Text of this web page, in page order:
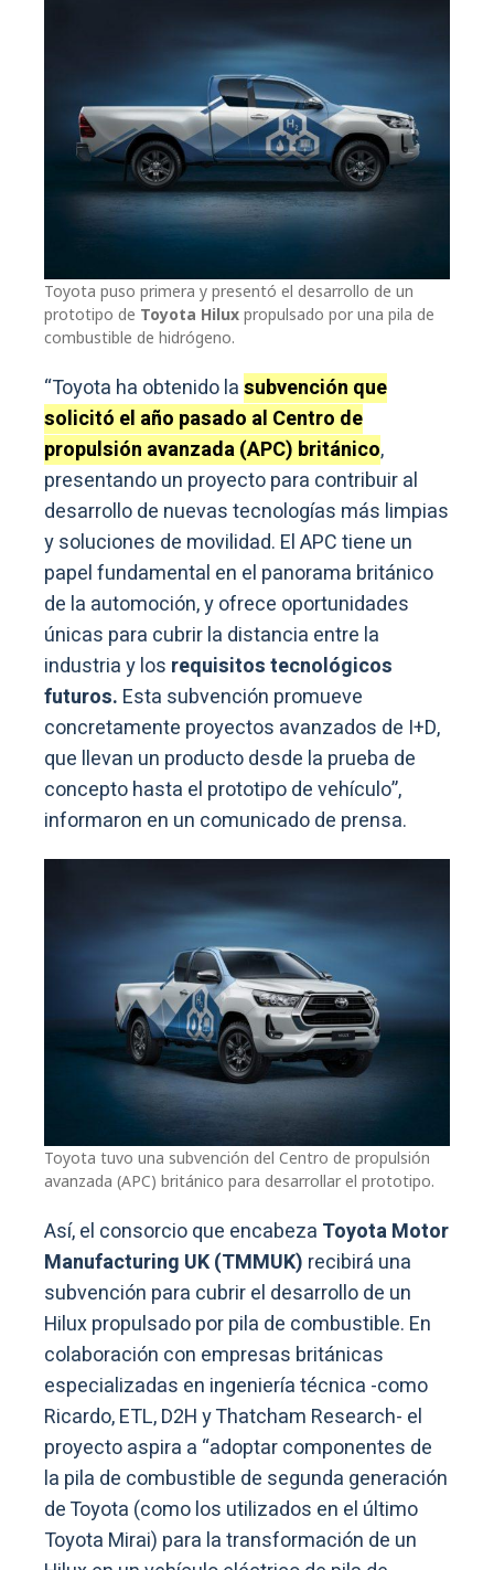
Toyota puso primera y presentó el desarrollo de un
prototipo de Toyota Hilux propulsado por una pila de
combustible de hidrógeno.
“Toyota ha obtenido lasubvención que
solicitó el año pasado al Centro de
propulsión avanzada (APC) británico,
presentando un proyecto para contribuir al
desarrollo de nuevas tecnologías más limpias
y soluciones de movilidad. El APC tiene un
papel fundamental en el panorama británico
de la automoción, y ofrece oportunidades
únicas para cubrir la distancia entre la
industria y los requisitos tecnológicos
futuros. Esta subvención promueve
concretamente proyectos avanzados de I+D,
que llevan un producto desde la prueba de
concepto hasta el prototipo de vehículo”,
informaron en un comunicado de prensa.
Toyota tuvo una subvención del Centro de propulsión
avanzada (APC) británico para desarrollar el prototipo.
Así, el consorcio que encabeza Toyota Motor
Manufacturing UK (TMMUK) recibirá una
subvención para cubrir el desarrollo de un
Hilux propulsado por pila de combustible. En
colaboración con empresas británicas
especializadas en ingeniería técnica -como
Ricardo, ETL, D2H y Thatcham Research- el
proyecto aspira a “adoptar componentes de
la pila de combustible de segunda generación
de Toyota (como los utilizados en el último
Toyota Mirai) para la transformación de un